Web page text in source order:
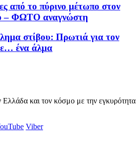
από το πύρινο μέτωπο στον
– ΦΩΤΟ αναγνώστη
στίβου: Πρωτιά για τον
ένα άλμα
Ελλάδα και τον κόσμο με την εγκυρότητα
Viber